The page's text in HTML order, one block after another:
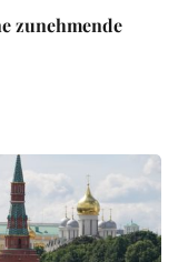
zunehmende